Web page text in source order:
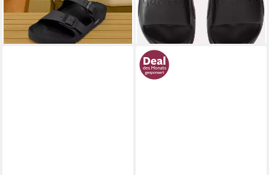
Rutschhemmende EVA-
Sandalen – ideal für Strand &
Pool
lieferbar - in 4-5 Werktagen bei dir